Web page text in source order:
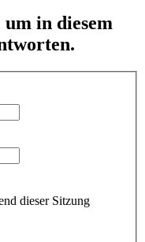
in diesem
dieser Sitzung